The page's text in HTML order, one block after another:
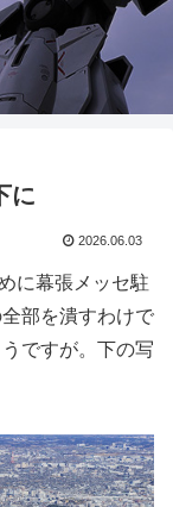
に
2026.06.03
に幕張メッセ駐
部を潰すわけで
ですが。下の写